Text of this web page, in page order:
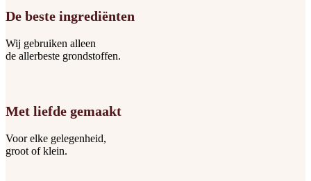
De beste ingrediënten
Wij gebruiken alleen
de allerbeste grondstoffen.
Met liefde gemaakt
Voor elke gelegenheid,
groot of klein.